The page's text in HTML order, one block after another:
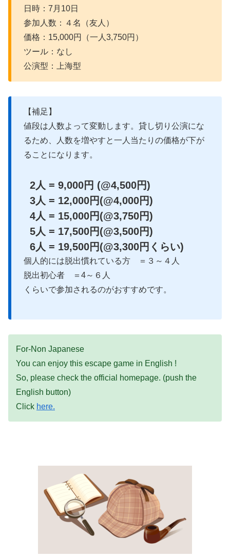
日時：7月10日
参加人数：４名（友人）
価格：15,000円（一人3,750円）
ツール：なし
公演型：上海型
【補足】
値段は人数よって変動します。貸し切り公演にな
るため、人数を増やすと一人当たりの価格が下が
ることになります。
2人 = 9,000円 (@4,500円)
3人 = 12,000円(@4,000円)
4人 = 15,000円(@3,750円)
5人 = 17,500円(@3,500円)
6人 = 19,500円(@3,300円くらい)
個人的には脱出慣れている方 ＝３～４人
脱出初心者 ＝4～６人
くらいで参加されるのがおすすめです。
For-Non Japanese
You can enjoy this escape game in English !
So, please check the official homepage. (push the
English button)
Click here.